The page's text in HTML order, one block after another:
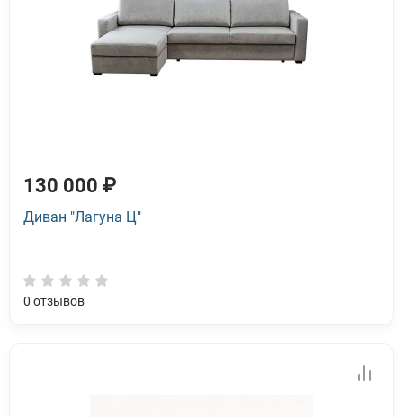
130 000 ₽
Диван "Лагуна Ц"
0 отзывов